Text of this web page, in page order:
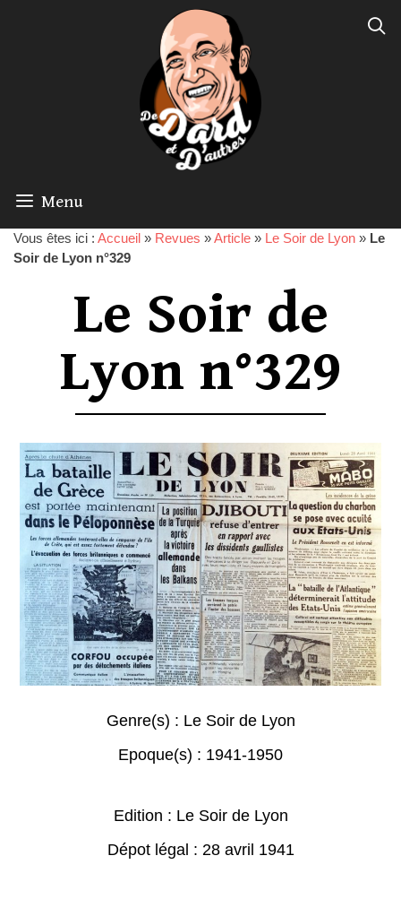
Menu
Vous êtes ici : Accueil » Revues »Article » Le Soir de Lyon » Le
Soir de Lyon n°329
Le Soir de
Lyon n°329
Genre(s) : Le Soir de Lyon
Epoque(s) : 1941-1950
Edition : Le Soir de Lyon
Dépot légal : 28 avril 1941